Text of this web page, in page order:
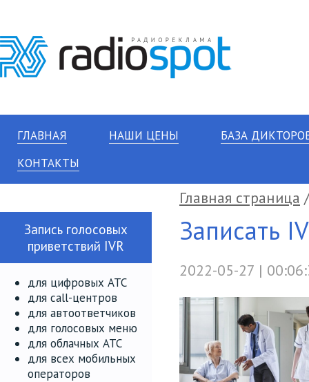
ГЛАВНАЯ НАШИ ЦЕНЫ
БАЗА
КОНТАКТЫ
Главная страница
Записать
2022-05-27 |
Запись голосовых
приветствий IVR
для цифровых АТС
для call-центров
для автоответчиков
для голосовых меню
для облачных АТС
для всех мобильных
операторов